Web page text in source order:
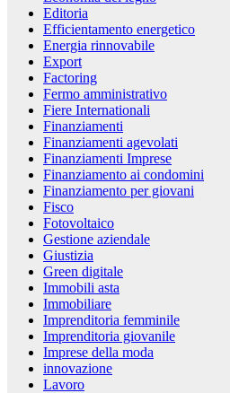
Editoria
Efficientamento energetico
Energia rinnovabile
Export
Factoring
Fermo amministrativo
Fiere Internationali
Finanziamenti
Finanziamenti agevolati
Finanziamenti Imprese
Finanziamento ai condomini
Finanziamento per giovani
Fisco
Fotovoltaico
Gestione aziendale
Giustizia
Green digitale
Immobili asta
Immobiliare
Imprenditoria femminile
Imprenditoria giovanile
Imprese della moda
innovazione
Lavoro